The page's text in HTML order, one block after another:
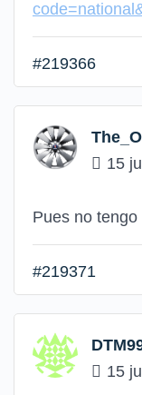
#219366
15
Pues no
#219371
15